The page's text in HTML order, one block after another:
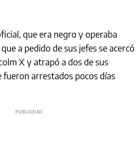
que era negro y operaba
a pedido de sus jefes se acercó
X y atrapó a dos de sus
fueron arrestados pocos días